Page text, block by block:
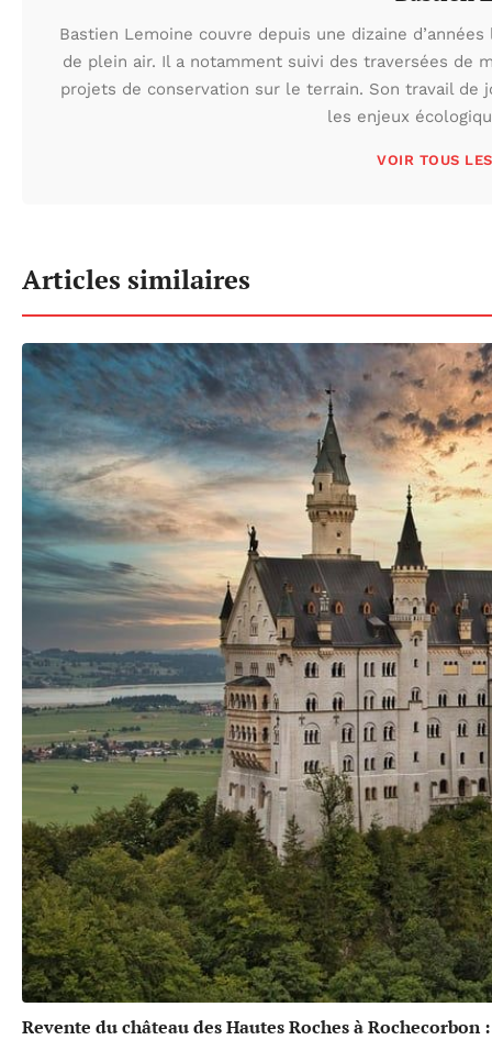
Bastien Lemoine couvre depuis une dizaine
de plein air. Il a notamment suivi des traversées de
projets de conservation sur le terrain. Son travail de
les enjeux
VOIR TOUS
Articles similaires
Revente du château des Hautes Roches à